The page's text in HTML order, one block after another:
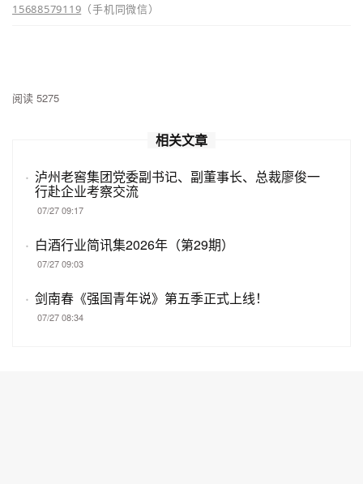
15688579119 （手机同微信）
阅读 5275
相关文章
· 泸州老窖集团党委副书记、副董事长、总裁廖俊一
行赴企业考察交流
07/27 09:17
· 白酒行业简讯集2026年（第29期）
07/27 09:03
· 剑南春《强国青年说》第五季正式上线！
07/27 08:34